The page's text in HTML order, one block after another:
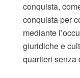
conquista,
conquista per
mediante
giuridiche e
quartieri senza